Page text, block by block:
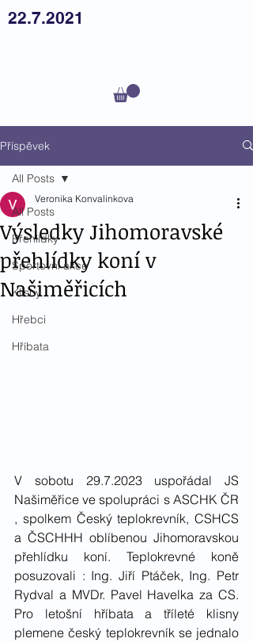
22.7.2021
Příspěvek
All Posts
Přehlídky
Sportovní akce
Klisny
Hřebci
Hříbata
All Posts
Výsledky Jihomoravské
přehlídky koní v
Našiměřicích
Veronika Konvalinkova
V sobotu 29.7.2023 uspořádal JS
Našiměřice ve spolupráci s ASCHK ČR
, spolkem Český teplokrevník, CSHCS
a ČSCHHH oblíbenou Jihomoravskou
přehlídku koní. Teplokrevné koně
posuzovali : Ing. Jiří Ptáček, Ing. Petr
Rydval a MVDr. Pavel Havelka za CS.
Pro letošní hříbata a tříleté klisny
plemene český teplokrevník se jednalo